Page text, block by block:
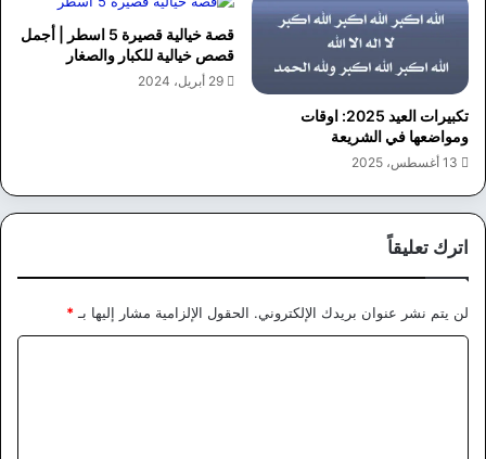
تكبيرات العيد 2025: اوقات
ومواضعها في الشريعة
13 أغسطس، 2025
قصة خيالية قصيرة 5 اسطر | أجمل
قصص خيالية للكبار والصغار
29 أبريل، 2024
اترك تعليقاً
لن يتم نشر عنوان بريدك الإلكتروني. الحقول الإلزامية مشار إليها بـ *